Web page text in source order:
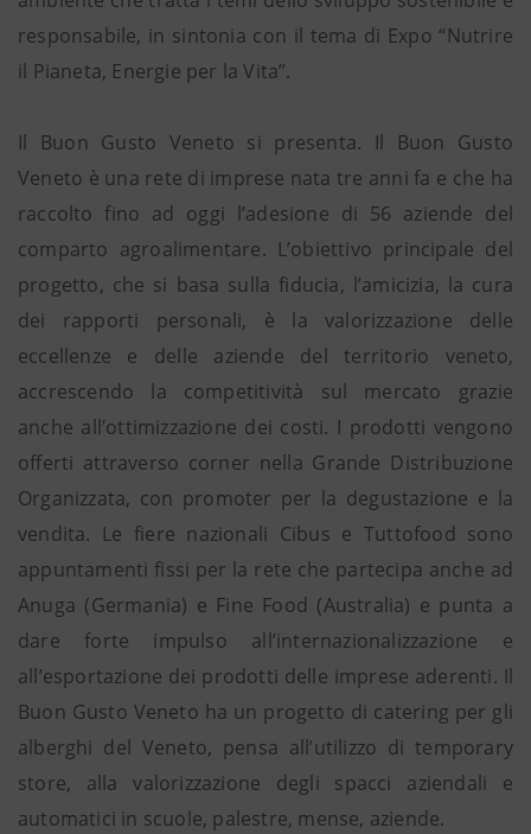
responsabile, in sintonia con il tema di Expo “Nutrire
il Pianeta, Energie per la Vita”.
Il Buon Gusto Veneto si presenta. Il Buon Gusto
Veneto è una rete di imprese nata tre anni fa e che ha
raccolto fino ad oggi l’adesione di 56 aziende del
comparto agroalimentare. L’obiettivo principale del
progetto, che si basa sulla fiducia, l’amicizia, la cura
dei rapporti personali, è la valorizzazione delle
eccellenze e delle aziende del territorio veneto,
accrescendo la competitività sul mercato grazie
anche all’ottimizzazione dei costi. I prodotti vengono
offerti attraverso corner nella Grande Distribuzione
Organizzata, con promoter per la degustazione e la
vendita. Le fiere nazionali Cibus e Tuttofood sono
appuntamenti fissi per la rete che partecipa anche ad
Anuga (Germania) e Fine Food (Australia) e punta a
dare forte impulso all’internazionalizzazione e
all’esportazione dei prodotti delle imprese aderenti. Il
Buon Gusto Veneto ha un progetto di catering per gli
alberghi del Veneto, pensa all’utilizzo di temporary
store, alla valorizzazione degli spacci aziendali e
automatici in scuole, palestre, mense, aziende.